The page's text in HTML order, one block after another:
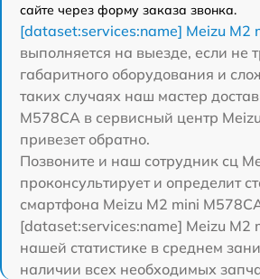
сайте через форму заказа звонка.
[dataset:services:name] Meizu M2
выполняется на выезде, если не
габаритного оборудования и
таких случаях наш мастер
M578CA в сервисный центр
привезет обратно.
Позвоните и наш сотрудник сц
проконсультирует и определит
смартфона Meizu M2 mini
[dataset:services:name] Meizu M2
нашей статистике в среднем
наличии всех необходимых